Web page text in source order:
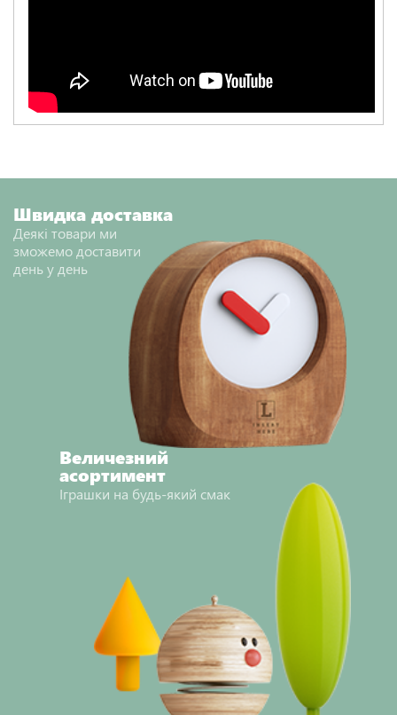
Швидка доставка
Деякі товари ми
зможемо доставити
день у день
Величезний
асортимент
Іграшки на будь-який смак